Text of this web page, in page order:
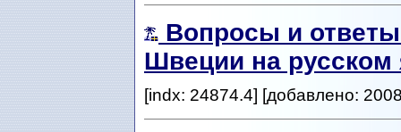
Вопросы и
Швеции на русском
[indx: 24874.4] [добавлено: